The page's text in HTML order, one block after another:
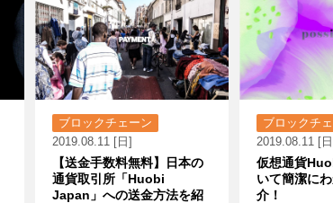
ブロックチェーン
2019.08.11 [日]
【送金手数料無料】日本の
通貨取引所「Huobi
Japan」への送金方法を紹
ブロックチ
2019.08.11 [
仮想通貨
いて簡潔に
介！